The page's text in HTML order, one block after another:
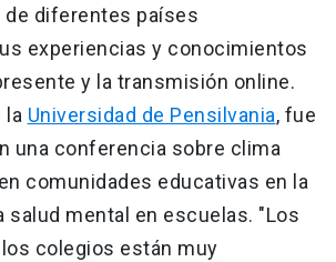
diferentes países
experiencias y conocimientos
y la transmisión online.
la Universidad de Pensilvania, fue
una conferencia sobre clima
comunidades educativas en la
salud mental en escuelas. "Los
colegios están muy